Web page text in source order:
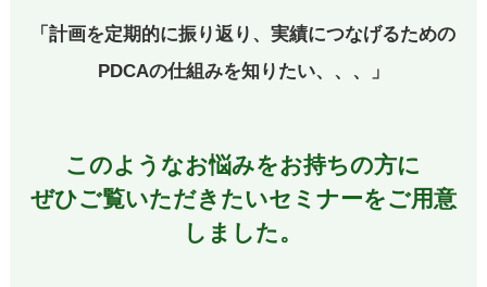
「計画を定期的に振り返り、実績につなげるための
PDCAの仕組みを知りたい、、、」
このようなお悩みをお持ちの方に
ぜひご覧いただきたいセミナーをご用意
しました。